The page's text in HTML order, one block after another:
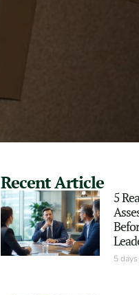
Recent Article
5
5